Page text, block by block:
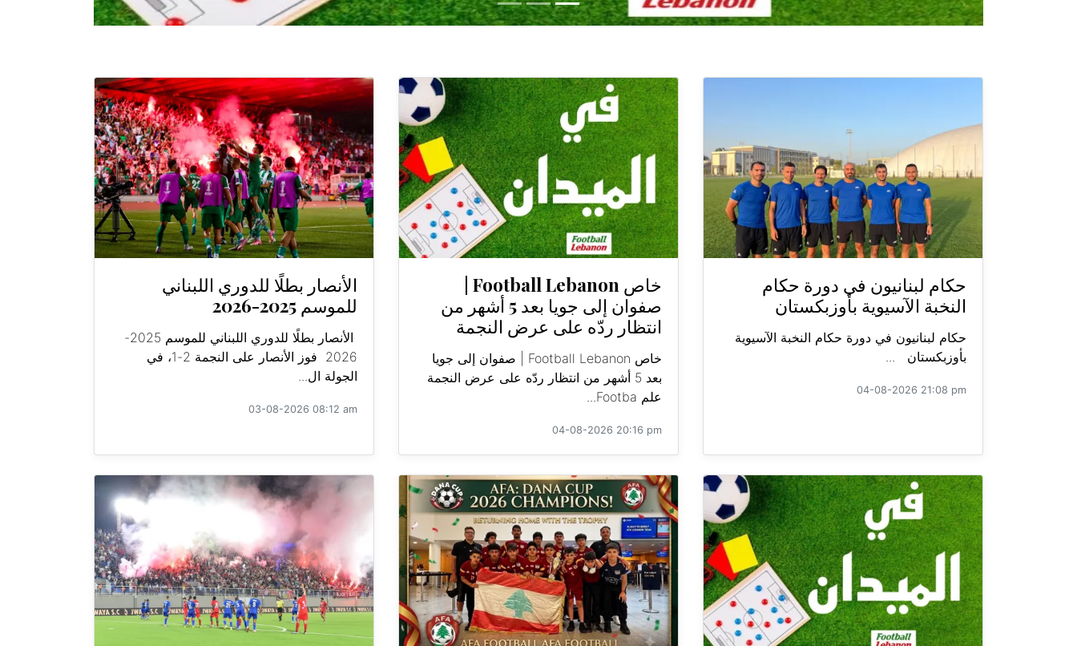
حكام لبنانيون في دورة حكام
النخبة الآسيوية بأوزبكستان
حكام لبنانيون في دورة حكام النخبة الآسيوية
بأوزبكستان ...
04-08-2026 21:08 pm
صفوان إلى جويا بعد 5 أشهر من
انتظار ردّه على عرض النجمة
خاص Football Lebanon | صفوان إلى جويا
بعد 5 أشهر من انتظار ردّه على عرض النجمة
علم Footba...
04-08-2026 20:16 pm
الأنصار بطلًا للدوري اللبناني
للموسم 2025-2026
الأنصار بطلًا للدوري اللبناني للموسم 2025-
2026 فوز الأنصار على النجمة 2-1، في
الجولة ال...
03-08-2026 08:12 am